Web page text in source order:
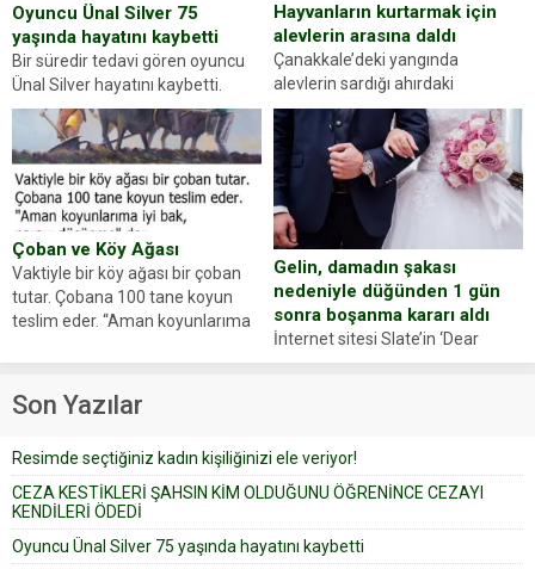
Oyuncu Ünal Silver 75
yaşında hayatını kaybetti
Bir süredir tedavi gören oyuncu
Ünal Silver hayatını kaybetti.
Haberi, oyuncunun menajerlik
ajansı duyurdu. Renda Güner,
sosyal medya hesabında “Usta
Oyuncumuz ve çok değerli
dostumuz...
Hayvanların kurtarmak için
alevlerin arasına daldı
Çanakkale’deki yangında
alevlerin sardığı ahırdaki
hayvanlarını kurtarmak isteyen
Zeki Demir (66) ölümden döndü.
Yüzünde ve ellerinde yanıklar
oluşan Demir, kâbus dolu anları
anlattı… Merkeze bağlı...
Çoban ve Köy Ağası
Vaktiyle bir köy ağası bir çoban
tutar. Çobana 100 tane koyun
teslim eder. “Aman koyunlarıma
Çoban koyunları alır gider. Aylar...
Gelin, damadın şakası
nedeniyle düğünden 1 gün
sonra boşanma kararı aldı
İnternet sitesi Slate’in ‘Dear
Prudence’ isimli tavsiye köşesine
yapıştırdığı için düğünden...
Son Yazılar
Resimde seçtiğiniz kadın kişiliğinizi ele veriyor!
CEZA KESTİKLERİ ŞAHSIN KİM OLDUĞUNU ÖĞRENİNCE CEZAYI
KENDİLERİ ÖDEDİ
Oyuncu Ünal Silver 75 yaşında hayatını kaybetti